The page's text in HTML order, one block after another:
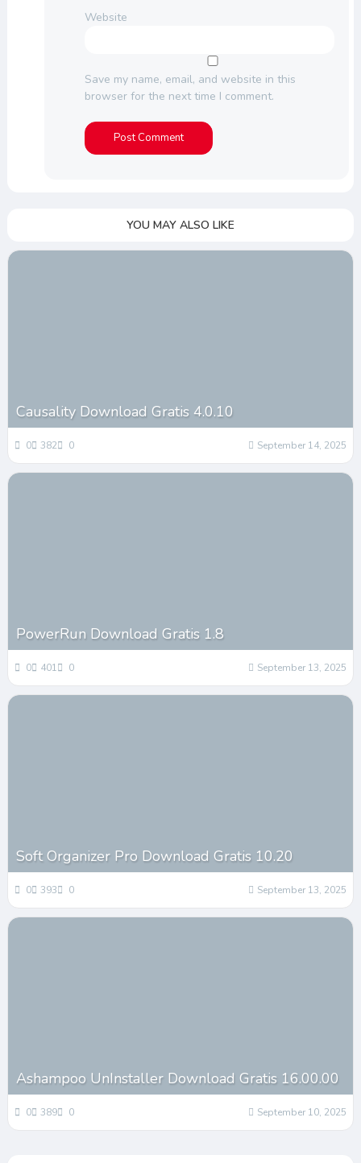
Website
Save my name, email, and website in this
browser for the next time I comment.
YOU MAY ALSO LIKE
Causality Download Gratis 4.0.10
0 382 0 September 14, 2025
PowerRun Download Gratis 1.8
0 401 0 September 13, 2025
Soft Organizer Pro Download Gratis 10.20
0 393 0 September 13, 2025
Ashampoo UnInstaller Download Gratis 16.00.00
0 389 0 September 10, 2025